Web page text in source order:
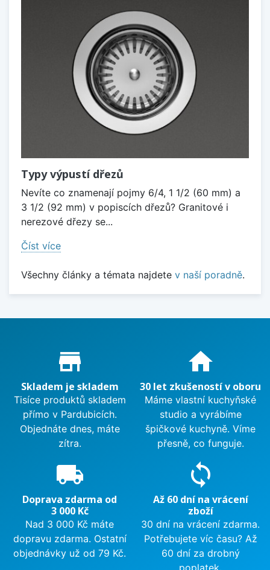
Typy výpustí dřezů
Nevíte co znamenají pojmy 6/4, 1 1/2 (60 mm) a
3 1/2 (92 mm) v popiscích dřezů? Granitové i
nerezové dřezy se...
Číst více
Všechny články a témata najdete v naší poradně.
Proč nakupovat u nás?
store_mall_directory
Skladem je skladem
Tisíce produktů skladem
přímo v Pardubicích.
Objednáte dnes, máte
zítra.
home
30 let zkušeností v oboru
Máme vlastní kuchyňské
studio a vyrábíme
špičkové kuchyně. Víme
přesně, co funguje.
local_shipping
Doprava zdarma od
3 000 Kč
Nad 3 000 Kč máte
dopravu zdarma. Ostatní
objednávky už od 79 Kč.
sync
Až 60 dní na vrácení
zboží
30 dní na vrácení zdarma.
Potřebujete víc času? Až
60 dní za drobný
poplatek.